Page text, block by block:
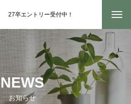
27卒エントリー受付中！
NEWS
お知らせ